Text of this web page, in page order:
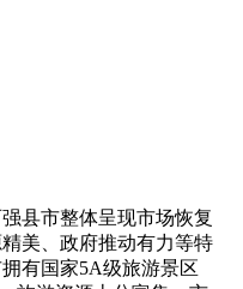
县市整体呈现市场恢复
美、政府推动有力等特
有国家5A级旅游景区